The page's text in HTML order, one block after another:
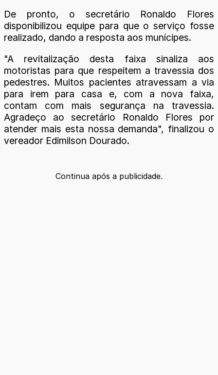
De pronto, o secretário Ronaldo Flores
disponibilizou equipe para que o serviço fosse
realizado, dando a resposta aos munícipes.
"A revitalização desta faixa sinaliza aos
motoristas para que respeitem a travessia dos
pedestres. Muitos pacientes atravessam a via
para irem para casa e, com a nova faixa,
contam com mais segurança na travessia.
Agradeço ao secretário Ronaldo Flores por
atender mais esta nossa demanda", finalizou o
vereador Edimilson Dourado.
Continua após a publicidade.